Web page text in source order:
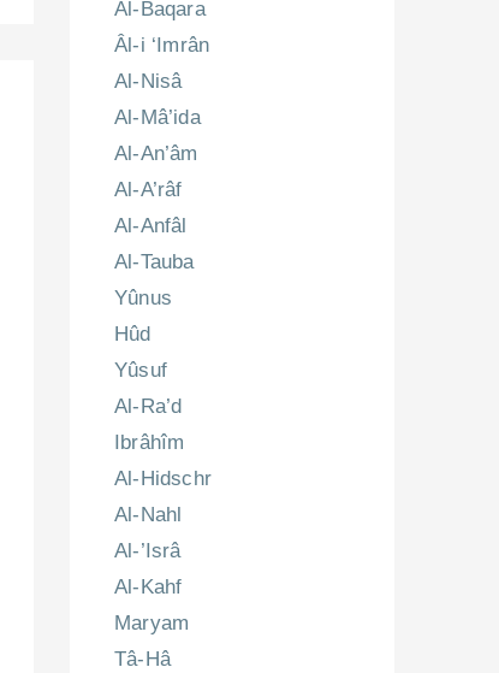
Al-Baqara
Âl-i ‘Imrân
Al-Nisâ
Al-Mâ’ida
Al-An’âm
Al-A’râf
Al-Anfâl
Al-Tauba
Yûnus
Hûd
Yûsuf
Al-Ra’d
Ibrâhîm
Al-Hidschr
Al-Nahl
Al-’Isrâ
Al-Kahf
Maryam
Tâ-Hâ